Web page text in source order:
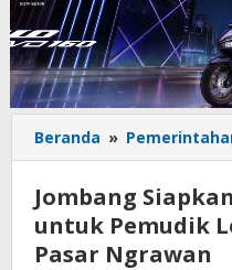
Beranda »
Jombang
untuk Pemudik
Pasar Ngrawan